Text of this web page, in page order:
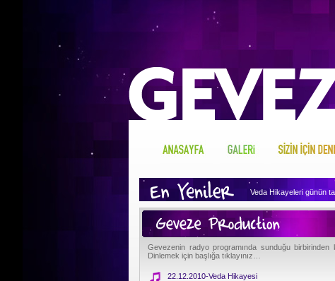
Veda Hikayeleri günün
Geveze'nin arşivini
Geveze Sizin İçin Neler
Gevezenin radyo programında sunduğu
Dinlemek için başlığa tıklayınız…
22.12.2010-Veda Hikayesi